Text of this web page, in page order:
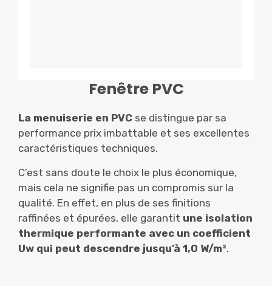
Fenêtre PVC
La menuiserie en PVC se distingue par sa
performance prix imbattable et ses excellentes
caractéristiques techniques.
C’est sans doute le choix le plus économique,
mais cela ne signifie pas un compromis sur la
qualité. En effet, en plus de ses finitions
raffinées et épurées, elle garantit une isolation
thermique performante avec un coefficient
Uw qui peut descendre jusqu’à 1,0 W/m².